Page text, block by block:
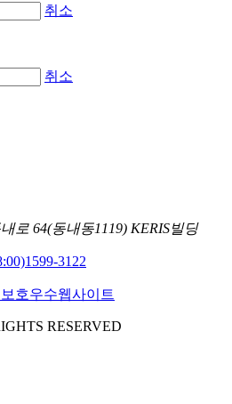
취소
취소
로 64(동내동1119) KERIS빌딩
1599-3122
RESERVED